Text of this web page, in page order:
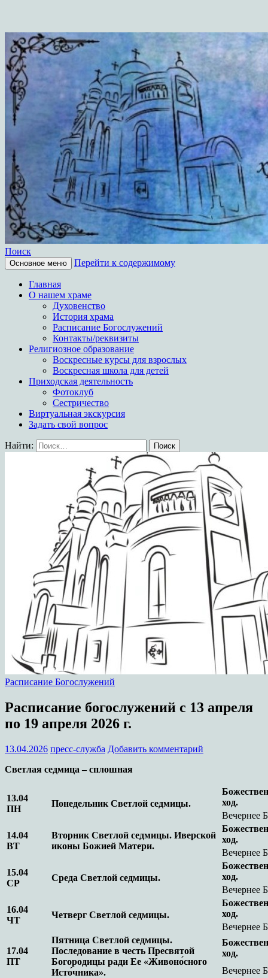
Храм в честь иконы
Богородицы Целительница
Поиск
Основное меню Перейти к содержимому
Главная
О нашем храме
Духовенство
История храма
Расписание Богослужений
Контакты/реквизиты
Религиозное образование
Воскресные курсы для взрослых
Воскресная школа для детей
Приходская деятельность
Фотоклуб
Сестричество
Виртуальная экскурсия
Задать свой вопрос
Найти:
Расписание Богослужений
Расписание богослужений с 13 апреля
по 19 апреля 2026 г.
13.04.2026 пресс-служба Добавить комментарий
Светлая седмица – сплошная
13.04
ПН
Понедельник Светлой седмицы.
ход.
Вечернее
14.04
ВТ
Вторник Светлой седмицы. Иверской
иконы Божией Матери.
ход.
Вечернее
15.04
СР
Среда Светлой седмицы.
ход.
Вечернее
16.04
ЧТ
Четверг Светлой седмицы.
ход.
Вечернее
17.04
ПТ
Пятница Светлой седмицы.
Последование в честь Пресвятой
Богородицы ради Ее «Живоно́сного
Исто́чника».
ход.
Вечернее